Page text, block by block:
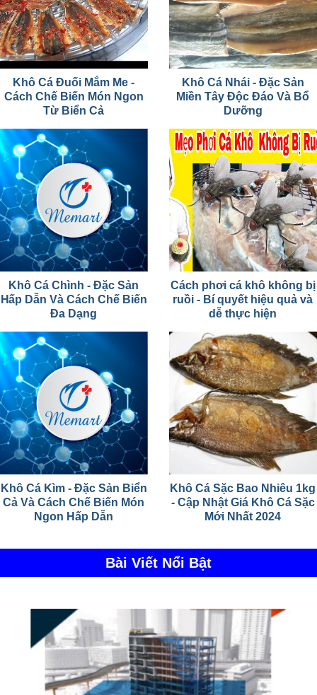
Khô Cá Đuối Mắm Me -
Cách Chế Biến Món Ngon
Từ Biển Cả
Khô Cá Nhái - Đặc Sản
Miền Tây Độc Đáo Và Bổ
Dưỡng
Khô Cá Chình - Đặc Sản
Hấp Dẫn Và Cách Chế Biến
Đa Dạng
Cách phơi cá khô không bị
ruồi - Bí quyết hiệu quả và
dễ thực hiện
Khô Cá Kìm - Đặc Sản Biển
Cả Và Cách Chế Biến Món
Ngon Hấp Dẫn
Khô Cá Sặc Bao Nhiêu 1kg
- Cập Nhật Giá Khô Cá Sặc
Mới Nhất 2024
Bài Viết Nổi Bật